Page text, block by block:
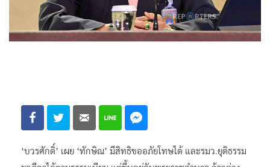
‘บวรศักดิ์’ เผย ‘ทักษิณ’ มีสิทธิขออภัยโทษได้ และรมว.ยุติธรรม